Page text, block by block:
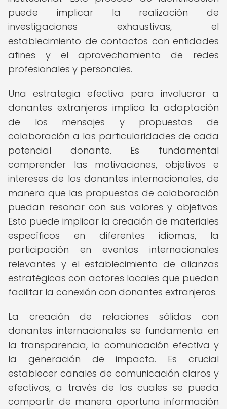
puede implicar la realización de
investigaciones exhaustivas, el
establecimiento de contactos con entidades
afines y el aprovechamiento de redes
profesionales y personales.
Una estrategia efectiva para involucrar a
donantes extranjeros implica la adaptación
de los mensajes y propuestas de
colaboración a las particularidades de cada
potencial donante. Es fundamental
comprender las motivaciones, objetivos e
intereses de los donantes internacionales, de
manera que las propuestas de colaboración
puedan resonar con sus valores y objetivos.
Esto puede implicar la creación de materiales
específicos en diferentes idiomas, la
participación en eventos internacionales
relevantes y el establecimiento de alianzas
estratégicas con actores locales que puedan
facilitar la conexión con donantes extranjeros.
La creación de relaciones sólidas con
donantes internacionales se fundamenta en
la transparencia, la comunicación efectiva y
la generación de impacto. Es crucial
establecer canales de comunicación claros y
efectivos, a través de los cuales se pueda
compartir de manera oportuna información